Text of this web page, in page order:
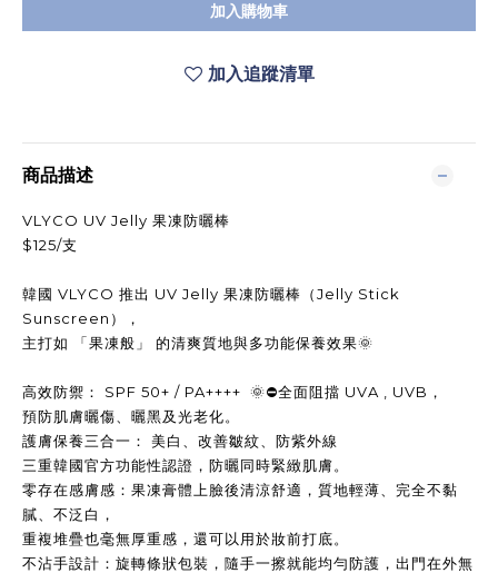
加入購物車
加入追蹤清單
商品描述
VLYCO UV Jelly 果凍防曬棒
$125/支
韓國 VLYCO 推出 UV Jelly 果凍防曬棒（Jelly Stick
Sunscreen），
主打如 「果凍般」 的清爽質地與多功能保養效果🌞
高效防禦： SPF 50+ / PA++++ 🌞⛔全面阻擋 UVA , UVB，
預防肌膚曬傷、曬黑及光老化。
護膚保養三合一： 美白、改善皺紋、防紫外線
三重韓國官方功能性認證，防曬同時緊緻肌膚。
零存在感膚感：果凍膏體上臉後清涼舒適，質地輕薄、完全不黏
膩、不泛白，
重複堆疊也毫無厚重感，還可以用於妝前打底。
不沾手設計：旋轉條狀包裝，隨手一擦就能均勻防護，出門在外無